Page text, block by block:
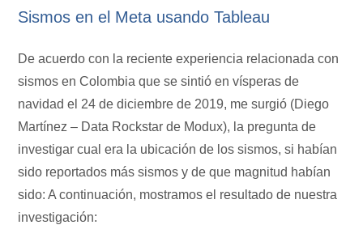
Sismos en el Meta usando Tableau
De acuerdo con la reciente experiencia relacionada con
sismos en Colombia que se sintió en vísperas de
navidad el 24 de diciembre de 2019, me surgió (Diego
Martínez – Data Rockstar de Modux), la pregunta de
investigar cual era la ubicación de los sismos, si habían
sido reportados más sismos y de que magnitud habían
sido: A continuación, mostramos el resultado de nuestra
investigación: